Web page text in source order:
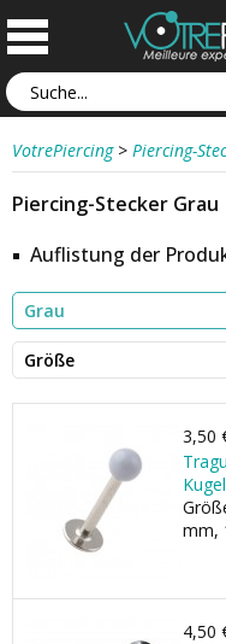
VotrePiercing > Piercing-
Piercing-Stecker Grau
Auflistung der
3,50
mm,
4,50